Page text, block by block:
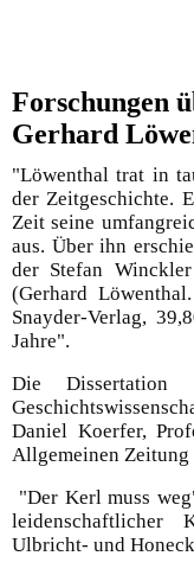
Forschungen
Gerhard
"Löwenthal trat in
der Zeitgeschichte.
Zeit seine
aus. Über ihn
der Stefan
(Gerhard
Snayder-Verlag,
Jahre".
Die
Daniel Koerfer,
Allgemeinen Zeitung
"Der Kerl muss
leidenschaftlicher
Ulbricht- und